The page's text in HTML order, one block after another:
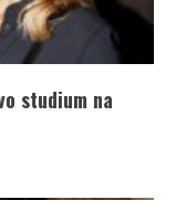
studium na